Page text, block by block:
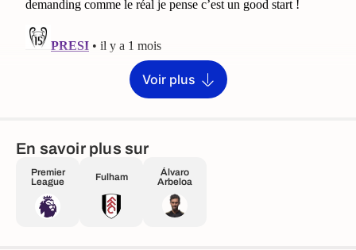
Voir plus
En savoir plus sur
Premier
League
Fulham
Álvaro
Arbeloa